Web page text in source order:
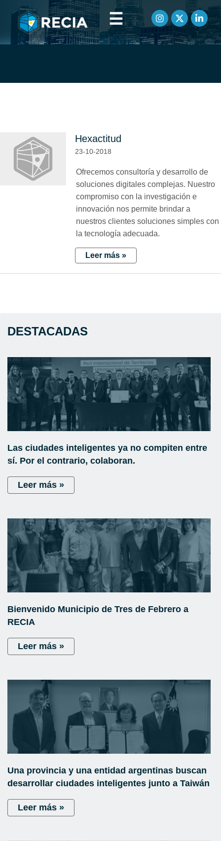
☰
Hexactitud
23-10-2018
Ofrecemos consultoría y desarrollo de
soluciones digitales complejas. Nuestro
compromiso con la investigación e
innovación nos permite brindar a
nuestros clientes soluciones simples con
la tecnología adecuada.
Leer más »
DESTACADAS
Las ciudades inteligentes ya no compiten entre
sí. Por el contrario, colaboran.
Leer más »
Bienvenido Municipio de Tres de Febrero a
RECIA
Leer más »
Una provincia y una entidad argentinas buscan
desarrollar ciudades inteligentes junto a Taiwán
Leer más »